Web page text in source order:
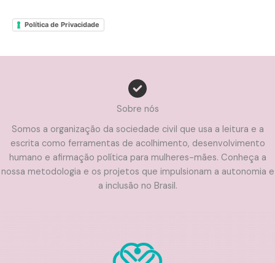
Política de Privacidade
Sobre nós
Somos a organização da sociedade civil que usa a leitura e a
escrita como ferramentas de acolhimento, desenvolvimento
humano e afirmação política para mulheres-mães. Conheça a
nossa metodologia e os projetos que impulsionam a autonomia e
a inclusão no Brasil.